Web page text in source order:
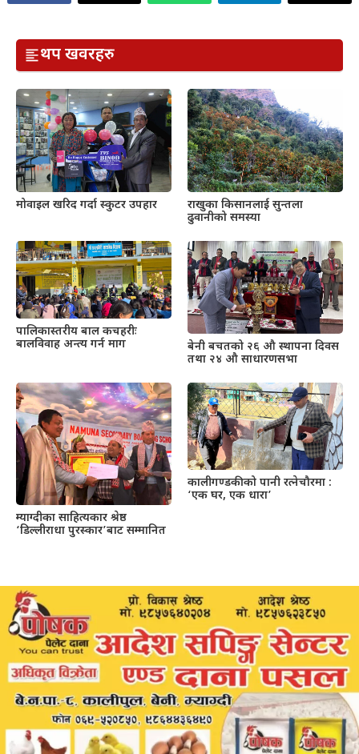
थप खवरहरु
मोवाइल खरिद गर्दा स्कुटर उपहार
राखुका किसानलाई सुन्तला
ढुवानीको समस्या
पालिकास्तरीय बाल कचहरीः
बालविवाह अन्त्य गर्न माग
बेनी बचतको २६ औ स्थापना दिवस
तथा २४ औ साधारणसभा
म्याग्दीका साहित्यकार श्रेष्ठ
‘डिल्लीराधा पुरस्कार’बाट सम्मानित
कालीगण्डकीको पानी रत्नेचौरमा :
‘एक घर, एक धारा’